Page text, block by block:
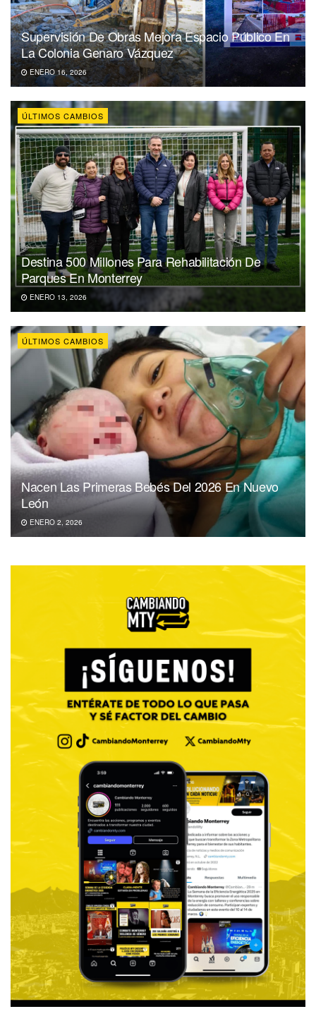
Supervisión De Obras Mejora Espacio Público En
La Colonia Genaro Vázquez
ENERO 16, 2026
ÚLTIMOS CAMBIOS
Destina 500 Millones Para Rehabilitación De
Parques En Monterrey
ENERO 13, 2026
ÚLTIMOS CAMBIOS
Nacen Las Primeras Bebés Del 2026 En Nuevo
León
ENERO 2, 2026